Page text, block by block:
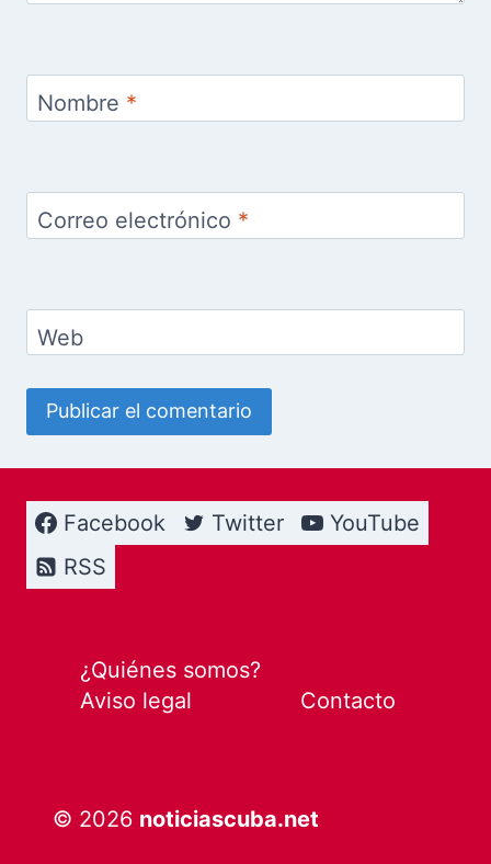
Nombre *
Correo electrónico *
Web
Facebook Twitter
YouTube
RSS
¿Quiénes somos?
Aviso legal
Contacto
© 2026 noticiascuba.net